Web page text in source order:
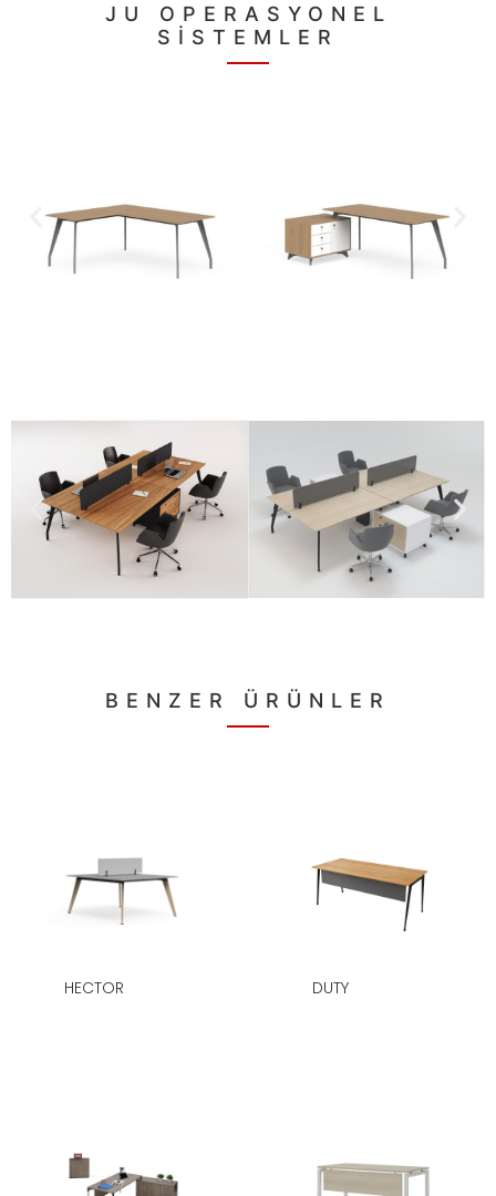
JU OPERASYONEL
SİSTEMLER
BENZER ÜRÜNLER
HECTOR DUTY